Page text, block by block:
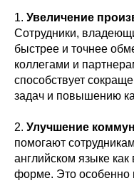
1. Увеличение
Сотрудники,
быстрее и точнее
коллегами и
способствует
задач и повышению
2. Улучшение
помогают
английском языке как
форме. Это особенно